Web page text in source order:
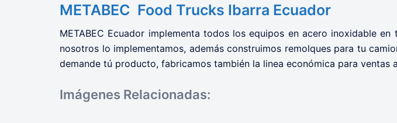
METABEC Food Trucks Ibarra Ecuador
METABEC Ecuador implementa todos los equipos en acero inoxidable
nosotros lo implementamos, además construimos remolques para tu
demande tú producto, fabricamos también la linea económica para
Imágenes Relacionadas: